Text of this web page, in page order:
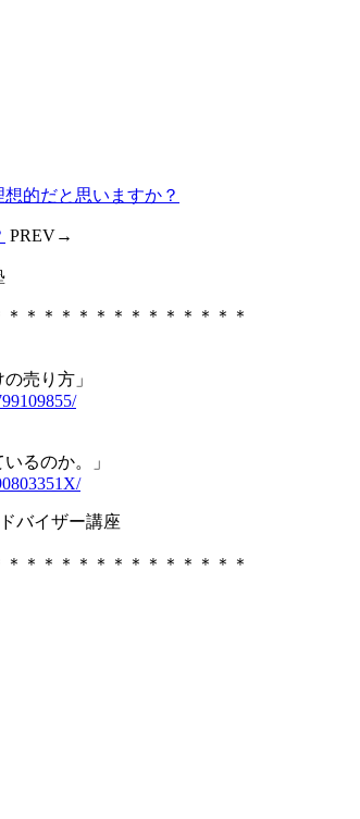
的だと思いますか？
PREV→
＊＊＊＊＊＊＊＊＊＊＊＊＊
売り方」
るのか。」
バイザー講座
＊＊＊＊＊＊＊＊＊＊＊＊＊